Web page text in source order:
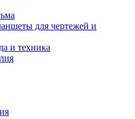
для чертежей и
и техника